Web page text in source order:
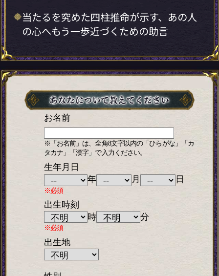
当たるを究めた四柱推命が示す、あの人
の心へもう一歩近づくための助言
お名前
※「お名前」は、全角8文字以内の「ひらがな」「カ
タカナ」「漢字」で入力ください。
生年月日
年
月 日
※必須
出生時刻
時
分
※必須
出生地